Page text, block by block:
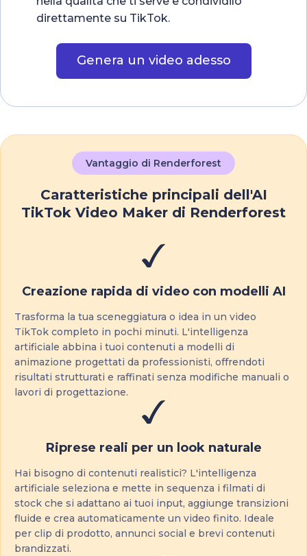
direttamente su TikTok.
Genera un video adesso
Vantaggio di Renderforest
Caratteristiche principali dell'AI
TikTok Video Maker di Renderforest
Creazione rapida di video con modelli AI
Trasforma la tua sceneggiatura o idea in un video
TikTok completo in pochi minuti. L'intelligenza
artificiale abbina i tuoi contenuti a modelli di
animazione progettati da professionisti, offrendoti
risultati strutturati e raffinati senza modifiche manuali o
lavori di progettazione.
Riprese reali per un look naturale
Hai bisogno di contenuti realistici? L'intelligenza
artificiale seleziona e mette in sequenza i filmati di
stock che si adattano ai tuoi input, aggiunge transizioni
fluide e crea automaticamente un video finito. Ideale
per clip di prodotto, annunci social e brevi contenuti
brandizzati.